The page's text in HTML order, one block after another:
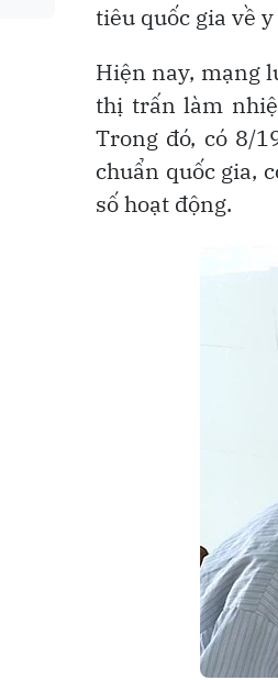
tiêu quốc gia về
Hiện nay, mạng
thị trấn làm
Trong đó, có 8/
chuẩn quốc gia,
số hoạt động.